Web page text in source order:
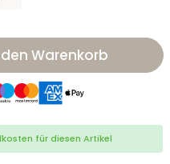
Warenkorb
für diesen Artikel